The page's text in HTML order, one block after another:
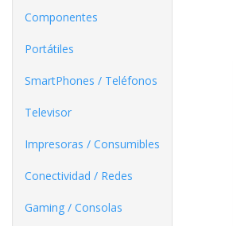
Componentes
Portátiles
SmartPhones / Teléfonos
Televisor
Impresoras / Consumibles
Conectividad / Redes
Gaming / Consolas